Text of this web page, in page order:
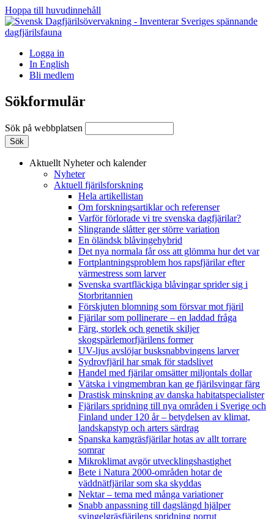
Hoppa till huvudinnehåll
Logga in
In English
Bli medlem
Sökformulär
Sök på webbplatsen
Aktuellt Nyheter och kalender
Nyheter
Aktuell fjärilsforskning
Hela artikellistan
Om forskningsartiklar och referenser
Varför förlorade vi tre svenska dagfjärilar?
Slingrande slåtter ger större variation
En öländsk blåvingehybrid
Det nya normala får oss att glömma hur det var
Fortplantningsproblem hos rapsfjärilar efter
värmestress som larver
Svenska svartfläckiga blåvingar sprider sig i
Storbritannien
Förskjuten blomning som försvar mot fjäril
Fjärilar som pollinerare – en laddad fråga
Färg, storlek och genetik skiljer
skogspärlemorfjärilens former
UV-ljus avslöjar busksnabbvingens larver
Sydrovfjäril har smak för stadslivet
Handel med fjärilar omsätter miljontals dollar
Vätska i vingmembran kan ge fjärilsvingar färg
Drastisk minskning av danska habitatspecialister
Fjärilars spridning till nya områden i Sverige och
Finland under 120 år– betydelsen av klimat,
landskapstyp och arters särdrag
Spanska kamgräsfjärilar hotas av allt torrare
somrar
Mikroklimat avgör utvecklingshastighet
Bete i Natura 2000-områden hotar de
väddnätfjärilar som ska skyddas
Nektar – tema med många variationer
Snabb anpassning till dagslängd hjälper
svingelgräsfjärilens spridning norrut